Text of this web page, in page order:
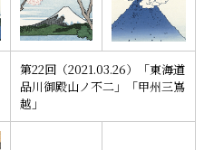
第22回（2021.03.26）「東海道
品川御殿山ノ不二」「甲州三嶌
越」